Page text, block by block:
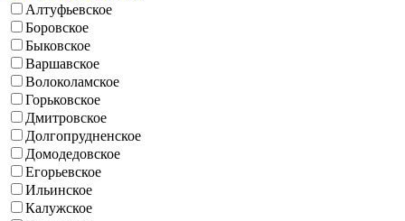
Алтуфьевское
Боровское
Быковское
Варшавское
Волоколамское
Горьковское
Дмитровское
Долгопрудненское
Домодедовское
Егорьевское
Ильинское
Калужское